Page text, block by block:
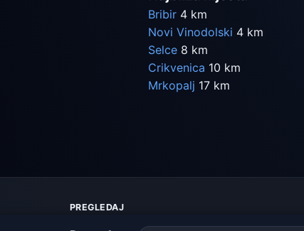
Bribir 4 km
Novi Vinodolski 4 km
Selce 8 km
Crikvenica 10 km
Mrkopalj 17 km
PREGLEDAJ